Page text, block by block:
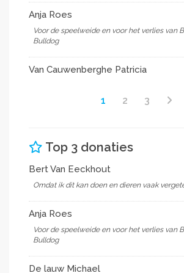
Anja Roes
Voor de speelweide en voor het verlies van
Bulldog
Van Cauwenberghe Patricia
1 2 3
Top 3 donaties
Bert Van Eeckhout
Omdat ik dit kan doen en dieren vaak
Anja Roes
Voor de speelweide en voor het verlies van
Bulldog
De lauw Michael